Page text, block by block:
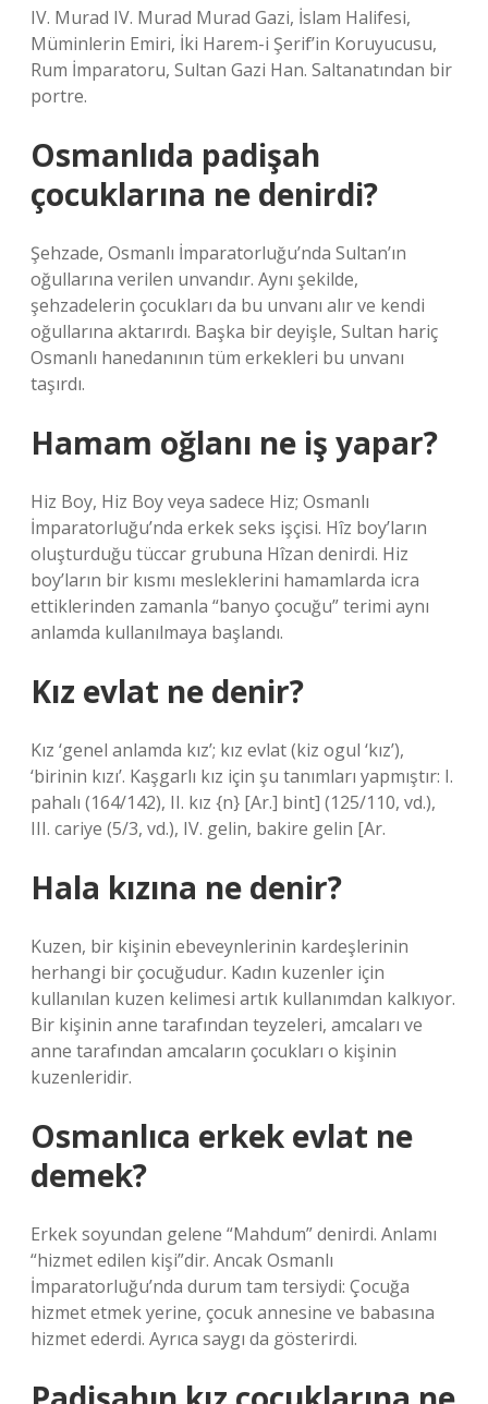
IV. Murad IV. Murad Murad Gazi, İslam Halifesi,
Müminlerin Emiri, İki Harem-i Şerif’in Koruyucusu,
Rum İmparatoru, Sultan Gazi Han. Saltanatından bir
portre.
Osmanlıda padişah
çocuklarına ne denirdi?
Şehzade, Osmanlı İmparatorluğu’nda Sultan’ın
oğullarına verilen unvandır. Aynı şekilde,
şehzadelerin çocukları da bu unvanı alır ve kendi
oğullarına aktarırdı. Başka bir deyişle, Sultan hariç
Osmanlı hanedanının tüm erkekleri bu unvanı
taşırdı.
Hamam oğlanı ne iş yapar?
Hiz Boy, Hiz Boy veya sadece Hiz; Osmanlı
İmparatorluğu’nda erkek seks işçisi. Hîz boy’ların
oluşturduğu tüccar grubuna Hîzan denirdi. Hiz
boy’ların bir kısmı mesleklerini hamamlarda icra
ettiklerinden zamanla “banyo çocuğu” terimi aynı
anlamda kullanılmaya başlandı.
Kız evlat ne denir?
Kız ‘genel anlamda kız’; kız evlat (kiz ogul ‘kız’),
‘birinin kızı’. Kaşgarlı kız için şu tanımları yapmıştır: I.
pahalı (164/142), II. kız {n} [Ar.] bint] (125/110, vd.),
III. cariye (5/3, vd.), IV. gelin, bakire gelin [Ar.
Hala kızına ne denir?
Kuzen, bir kişinin ebeveynlerinin kardeşlerinin
herhangi bir çocuğudur. Kadın kuzenler için
kullanılan kuzen kelimesi artık kullanımdan kalkıyor.
Bir kişinin anne tarafından teyzeleri, amcaları ve
anne tarafından amcaların çocukları o kişinin
kuzenleridir.
Osmanlıca erkek evlat ne
demek?
Erkek soyundan gelene “Mahdum” denirdi. Anlamı
“hizmet edilen kişi”dir. Ancak Osmanlı
İmparatorluğu’nda durum tam tersiydi: Çocuğa
hizmet etmek yerine, çocuk annesine ve babasına
hizmet ederdi. Ayrıca saygı da gösterirdi.